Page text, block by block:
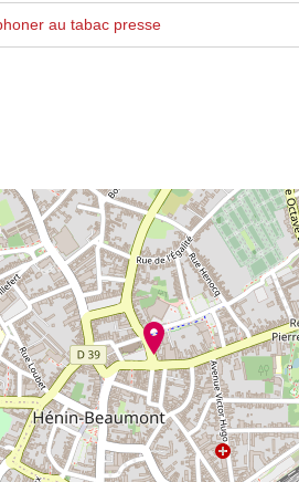
au tabac presse